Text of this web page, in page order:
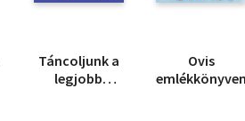
Táncoljunk a
legjobb
Ovis